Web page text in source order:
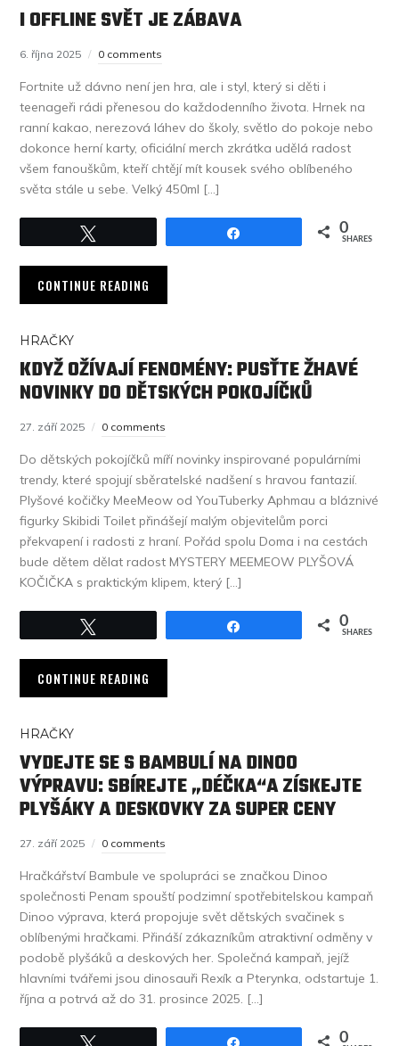
I OFFLINE SVĚT JE ZÁBAVA
6. října 2025 0 comments
Fortnite už dávno není jen hra, ale i styl, který si děti i
teenageři rádi přenesou do každodenního života. Hrnek na
ranní kakao, nerezová láhev do školy, světlo do pokoje nebo
dokonce herní karty, oficiální merch zkrátka udělá radost
všem fanouškům, kteří chtějí mít kousek svého oblíbeného
světa stále u sebe. Velký 450ml […]
0
SHARES
CONTINUE READING
HRAČKY
KDYŽ OŽÍVAJÍ FENOMÉNY: PUSŤTE ŽHAVÉ
NOVINKY DO DĚTSKÝCH POKOJÍČKŮ
27. září 2025 0 comments
Do dětských pokojíčků míří novinky inspirované populárními
trendy, které spojují sběratelské nadšení s hravou fantazií.
Plyšové kočičky MeeMeow od YouTuberky Aphmau a bláznivé
figurky Skibidi Toilet přinášejí malým objevitelům porci
překvapení i radosti z hraní. Pořád spolu Doma i na cestách
bude dětem dělat radost MYSTERY MEEMEOW PLYŠOVÁ
KOČIČKA s praktickým klipem, který […]
0
SHARES
CONTINUE READING
HRAČKY
VYDEJTE SE S BAMBULÍ NA DINOO
VÝPRAVU: SBÍREJTE „DÉČKA“A ZÍSKEJTE
PLYŠÁKY A DESKOVKY ZA SUPER CENY
27. září 2025 0 comments
Hračkářství Bambule ve spolupráci se značkou Dinoo
společnosti Penam spouští podzimní spotřebitelskou kampaň
Dinoo výprava, která propojuje svět dětských svačinek s
oblíbenými hračkami. Přináší zákazníkům atraktivní odměny v
podobě plyšáků a deskových her. Společná kampaň, jejíž
hlavními tvářemi jsou dinosauři Rexík a Pterynka, odstartuje 1.
října a potrvá až do 31. prosince 2025. […]
0